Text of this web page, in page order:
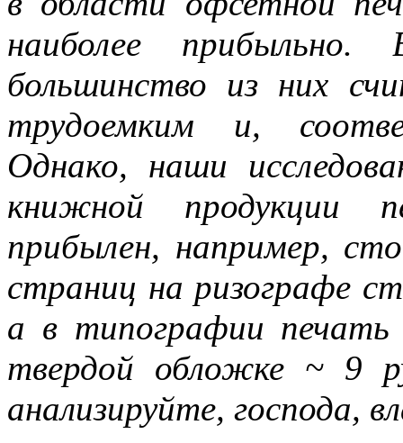
наиболее прибыльно.
большинство из них
трудоемким и,
Однако, наши
книжной продукции
прибылен, например,
страниц на ризографе
а в типографии
твердой обложке ~ 9
анализируйте, господа,